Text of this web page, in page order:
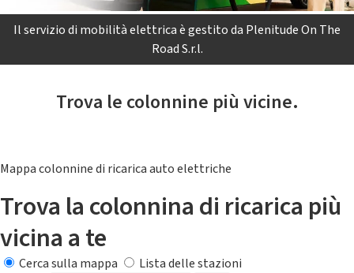
Il servizio di mobilità elettrica è gestito da Plenitude On The
Road S.r.l.
Trova le colonnine più vicine.
Mappa colonnine di ricarica auto elettriche
Trova la colonnina di ricarica più
vicina a te
Cerca sulla mappa
Lista delle stazioni